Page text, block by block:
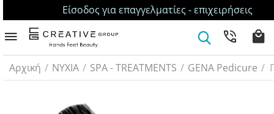
Είσοδος για επαγγελματίες - επιχειρήσεις
Αρχική / ΝΥΧΙΑ / SPA - TREATMENTS / GENA Pedicure /